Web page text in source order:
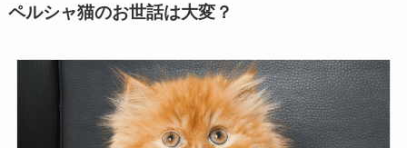
ペルシャ猫のお世話は大変？